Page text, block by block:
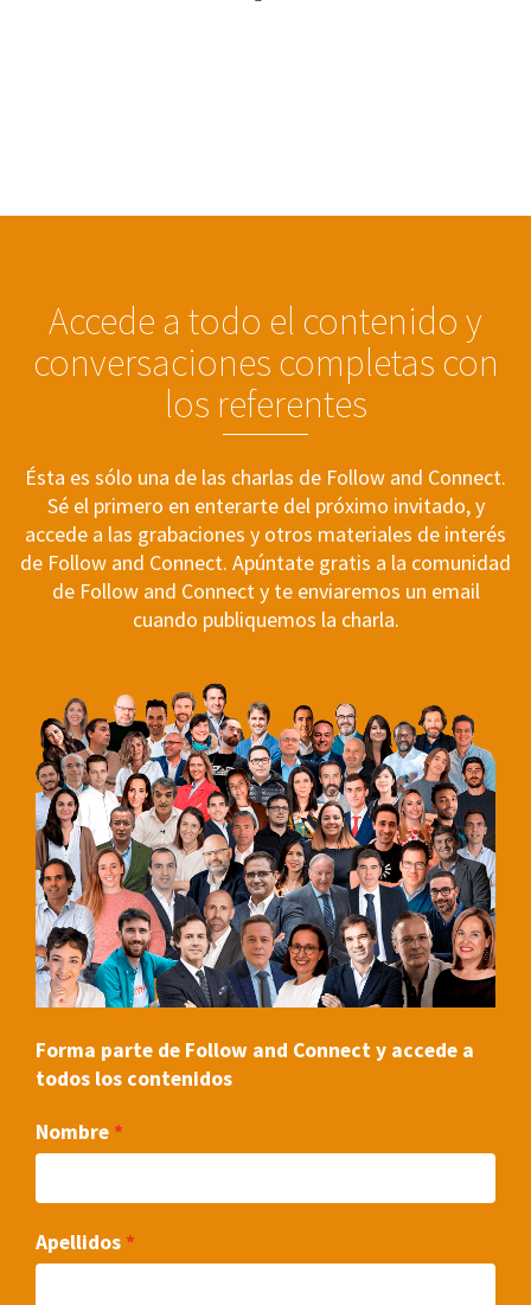
Accede a todo el contenido y
conversaciones completas con
los referentes
Ésta es sólo una de las charlas de Follow and Connect.
Sé el primero en enterarte del próximo invitado, y
accede a las grabaciones y otros materiales de interés
de Follow and Connect. Apúntate gratis a la comunidad
de Follow and Connect y te enviaremos un email
cuando publiquemos la charla.
Forma parte de Follow and Connect y accede a
todos los contenidos
Nombre
Apellidos